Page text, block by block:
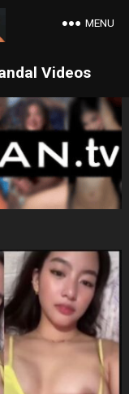
Videos
MENU